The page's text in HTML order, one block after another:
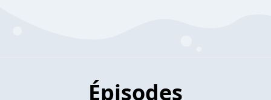
Épisodes